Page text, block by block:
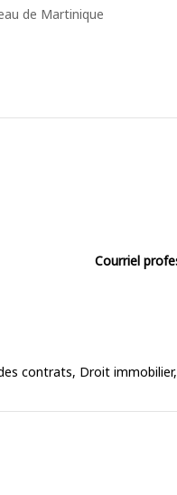
de Martinique
Courriel
contrats, Droit immobilier,